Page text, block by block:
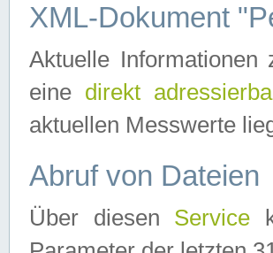
XML-Dokument
Aktuelle
eine direkt
aktuellen Messwerte
Abruf von Dateien
Über diesen Service